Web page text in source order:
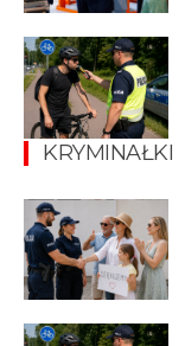
KRYMINAŁKI